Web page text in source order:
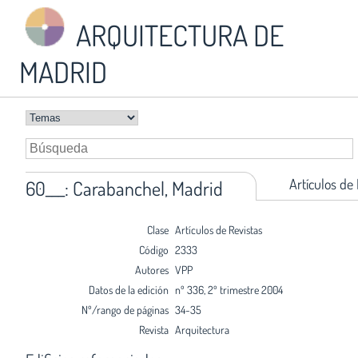
ARQUITECTURA DE
MADRID
60___: Carabanchel, Madrid Artículos de
Clase Artículos de Revistas
Código 2333
Autores VPP
Datos de la edición nº 336, 2º trimestre 2004
Nº/rango de páginas 34-35
Revista Arquitectura